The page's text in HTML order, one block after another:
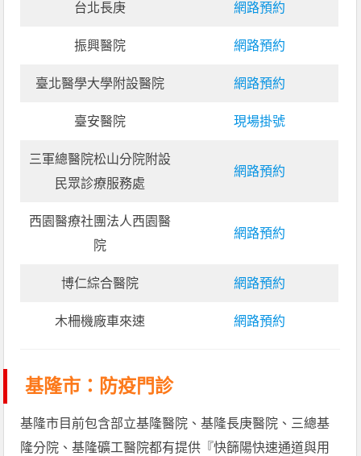
台北長庚 網路預約
振興醫院 網路預約
臺北醫學大學附設醫院 網路預約
臺安醫院 現場掛號
三軍總醫院松山分院附設
民眾診療服務處
網路預約
西園醫療社團法人西園醫
院
網路預約
博仁綜合醫院 網路預約
木柵機廠車來速 網路預約
基隆市：防疫門診
基隆市目前包含部立基隆醫院、基隆長庚醫院、三總基
隆分院、基隆礦工醫院都有提供『快篩陽快速通道與用